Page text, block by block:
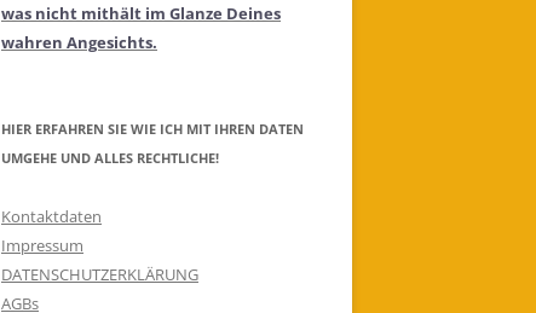
was nicht mithält im Glanze Deines
wahren Angesichts.
HIER ERFAHREN SIE WIE ICH MIT IHREN DATEN
UMGEHE UND ALLES RECHTLICHE!
Kontaktdaten
Impressum
DATENSCHUTZERKLÄRUNG
AGBs